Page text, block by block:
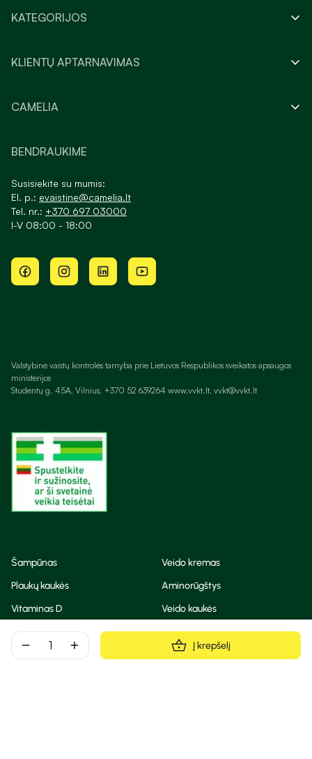
remove add Į krepšelį
KATEGORIJOS
KLIENTŲ APTARNAVIMAS
CAMELIA
BENDRAUKIME
Susisiekite su mumis:
El. p.: evaistine@camelia.lt
Tel. nr.: +370 697 03000
I-V 08:00 - 18:00
Valstybinė vaistų kontrolės tarnyba prie Lietuvos Respublikos sveikatos apsaugos
ministerijos
Studentų g. 45A, Vilnius, +370 52 639264 www.vvkt.lt, vvkt@vvkt.lt
Šampūnas
Veido kremas
Plaukų kaukės
Aminorūgštys
Vitaminas D
Veido kaukės
Korėjietiška kosmetika
Eteriniai aliejai
Dezodorantas
BB ir CC kremas